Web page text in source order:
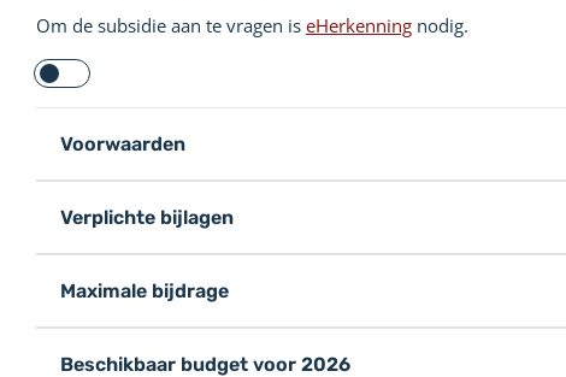
Om de subsidie aan te vragen is eHerkenningnodig.
Voorwaarden
Verplichte bijlagen
Maximale bijdrage
Beschikbaar budget voor 2026